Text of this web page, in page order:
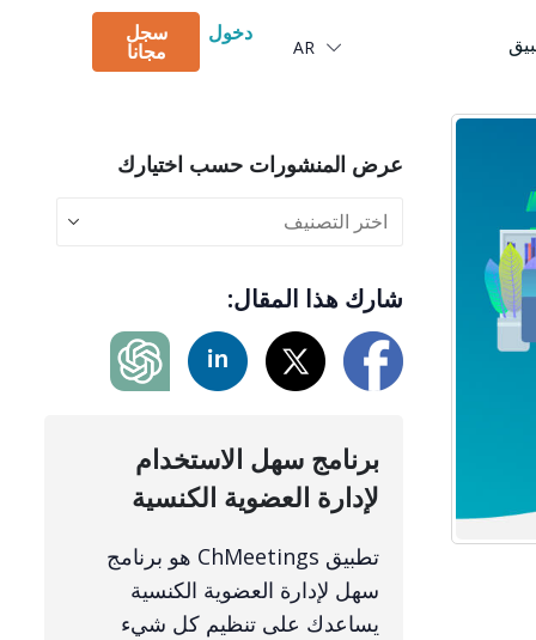
AR
Deutsch
دخول سجل
مجانا
عرض المنشورات حسب اختيارك
شارك هذا المقال:
برنامج سهل الاستخدام
لإدارة العضوية الكنسية
تطبيق ChMeetings هو برنامج
سهل لإدارة العضوية الكنسية
يساعدك على تنظيم كل شيء